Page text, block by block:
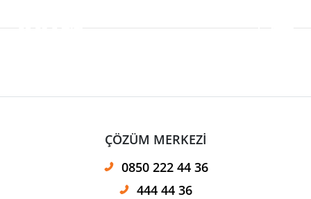
ÇÖZÜM MERKEZİ
0850 222 44 36
444 44 36